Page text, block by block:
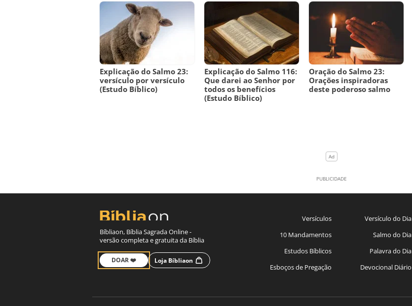
Explicação do Salmo 23:
versículo por versículo
(Estudo Bíblico)
Explicação do Salmo 116:
Que darei ao Senhor por
todos os benefícios
(Estudo Bíblico)
Oração do Salmo 23:
Orações inspiradoras
deste poderoso salmo
Bíbliaon, Bíblia Sagrada Online -
versão completa e gratuita da Bíblia
DOAR ❤️ Loja Bíbliaon
Versículos
10 Mandamentos
Estudos Bíblicos
Esboços de Pregação
Versículo do Dia
Salmo do Dia
Palavra do Dia
Devocional Diário